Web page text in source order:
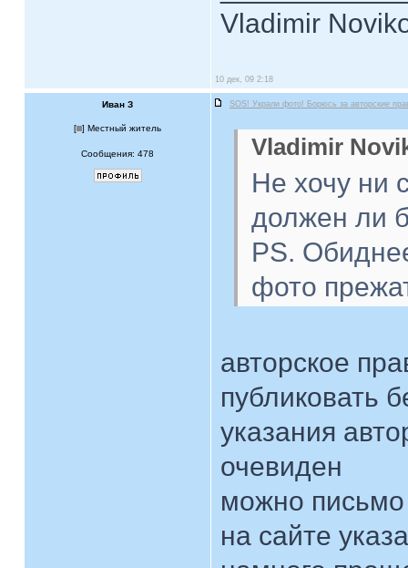
Vladimir
10 дек, 09 2:18
Иван З SOS! Украли фото! Борюсь за авторские
[ ] Местный житель
Сообщения: 478 Vladimir
Не хочу ни
должен ли
PS.
фото
авторское
публиковать
указания
очевиден
можно письмо
на сайте